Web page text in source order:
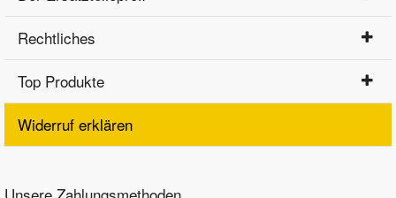
Rechtliches
Top Produkte
Widerruf erklären